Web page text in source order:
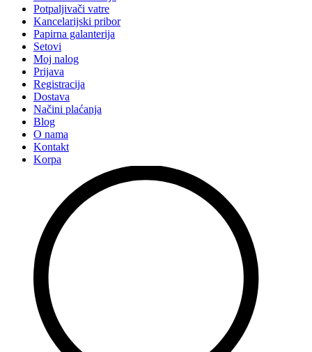
Potpaljivači vatre
Kancelarijski pribor
Papirna galanterija
Setovi
Moj nalog
Prijava
Registracija
Dostava
Načini plaćanja
Blog
O nama
Kontakt
Korpa